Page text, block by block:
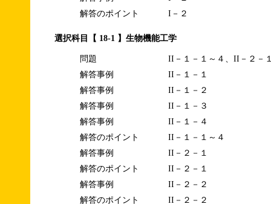
解答のポイント
I－２
選択科目【 18-1 】生物機能工学
問題
II－１－１～４、II－２－
解答事例
II－１－１
解答事例
II－１－２
解答事例
II－１－３
解答事例
II－１－４
解答のポイント
II－１－１～４
解答事例
II－２－１
解答のポイント
II－２－１
解答事例
II－２－２
解答のポイント
II－２－２